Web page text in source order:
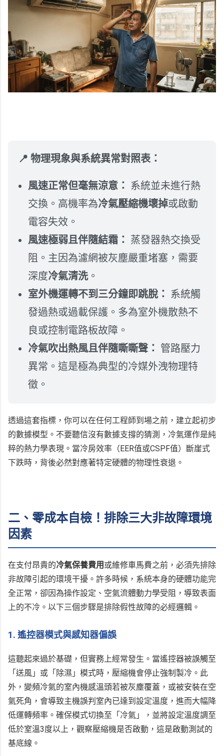
📍 物理現象與系統異常對照表：
風速正常但毫無涼意： 系統並未進行熱
交換。高機率為冷氣壓縮機壞掉或啟動
電容失效。
風速極弱且伴隨結霜： 蒸發器熱交換受
阻。主因為濾網被灰塵嚴重堵塞，需要
深度冷氣清洗。
室外機運轉不到三分鐘即跳脫： 系統觸
發過熱或過載保護。多為室外機散熱不
良或控制電路板故障。
冷氣吹出熱風且伴隨嘶嘶聲： 管路壓力
異常。這是極為典型的冷媒外洩物理特
徵。
透過這套指標，你可以在任何工程師到場之前，建立起初步
的數據模型。不要聽信沒有數據支撐的猜測，冷氣運作是純
粹的熱力學表現。當冷房效率（EER值或CSPF值）斷崖式
下跌時，背後必然對應著特定硬體的物理性衰退。
二、零成本自檢！排除三大非故障環境
因素
在支付昂貴的冷氣保養費用 或維修車馬費之前，必須先排除
非故障引起的環境干擾。許多時候，系統本身的硬體功能完
全正常，卻因為操作設定、空氣流體動力學受阻，導致表面
上的不冷。以下三個步驟是排除假性故障的必經邏輯。
1. 遙控器模式與感知器偏誤
這聽起來過於基礎，但實務上經常發生。當遙控器被誤觸至
「送風」或「除濕」模式時，壓縮機會停止強制製冷。此
外，變頻冷氣的室內機感溫頭若被灰塵覆蓋，或被安裝在空
氣死角，會導致主機誤判室內已達到設定溫度，進而大幅降
低運轉頻率。確保模式切換至「冷氣」，並將設定溫度調至
低於室溫3度以上，觀察壓縮機是否啟動，這是啟動測試的
基底線。